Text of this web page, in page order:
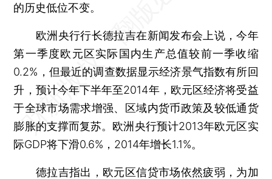
的历史低位不变。
欧洲央行行长德拉吉在新闻发布会上说，今年
第一季度欧元区实际国内生产总值较前一季收缩
0.2%，但最近的调查数据显示经济景气指数有所回
升，预计今年下半年至2014年，欧元区经济将受益
于全球市场需求增强、区域内货币政策及较低通货
膨胀的支撑而复苏。欧洲央行预计2013年欧元区实
际GDP将下滑0.6%，2014年增长1.1%。
德拉吉指出，欧元区信贷市场依然疲弱，为加